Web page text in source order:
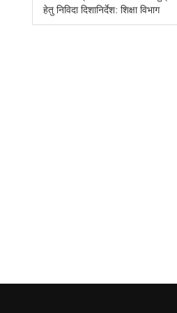
हेतु निविदा दिशानिर्देश: शिक्षा विभाग